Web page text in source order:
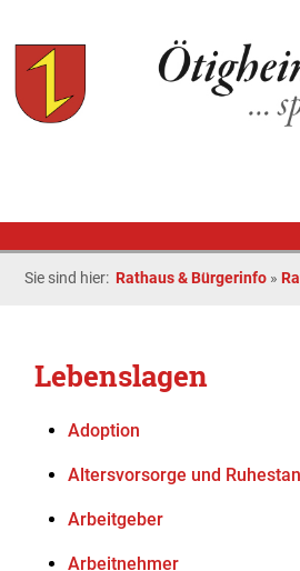
Sie sind hier: Rathaus & Bürgerinfo »
Lebenslagen
Adoption
Altersvorsorge und
Arbeitgeber
Arbeitnehmer